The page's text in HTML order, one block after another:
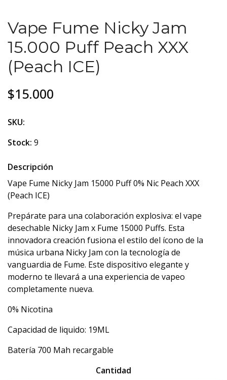
Vape Fume Nicky Jam
15.000 Puff Peach XXX
(Peach ICE)
$15.000
SKU:
Stock: 9
Descripción
Vape Fume Nicky Jam 15000 Puff 0% Nic Peach XXX
(Peach ICE)
Prepárate para una colaboración explosiva: el vape
desechable Nicky Jam x Fume 15000 Puffs. Esta
innovadora creación fusiona el estilo del ícono de la
música urbana Nicky Jam con la tecnología de
vanguardia de Fume. Este dispositivo elegante y
moderno te llevará a una experiencia de vapeo
completamente nueva.
0% Nicotina
Capacidad de liquido: 19ML
Batería 700 Mah recargable
Cantidad